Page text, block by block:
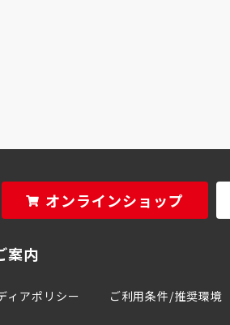
案内
オンラインショップ
ィアポリシー ご利用条件/推奨環境